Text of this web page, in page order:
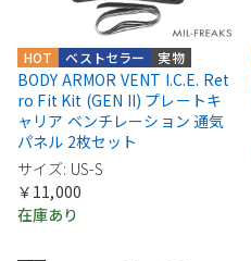
実物
ベストセラー
HOT
BODY ARMOR VENT I.C.E. Ret
ro Fit Kit (GEN II) プレートキ
ャリア ベンチレーション 通気
パネル 2枚セット
サイズ: US-S
￥11,000
在庫あり